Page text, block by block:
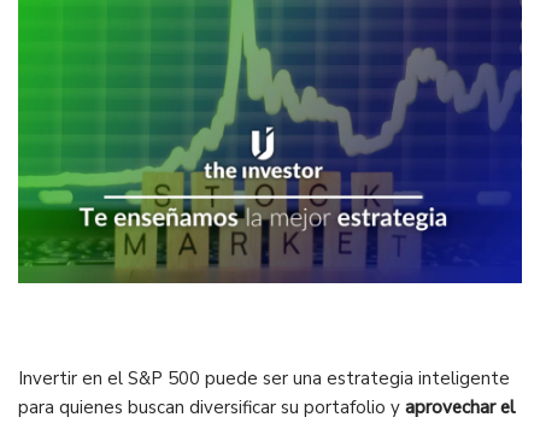
Invertir en el S&P 500 puede ser una estrategia inteligente
para quienes buscan diversificar su portafolio y aprovechar el